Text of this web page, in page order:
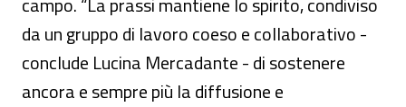
da un gruppo di lavoro coeso e collaborativo -
conclude Lucina Mercadante - di sostenere
ancora e sempre più la diffusione e